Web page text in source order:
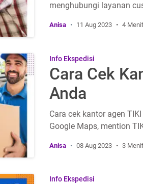
menghubungi layanan
Anisa 11 Aug 2023 4 Menit
Info Ekspedisi
Cara Cek
Anda
Cara cek kantor agen
Google Maps, mention
Anisa 08 Aug 2023 3 Menit
Info Ekspedisi